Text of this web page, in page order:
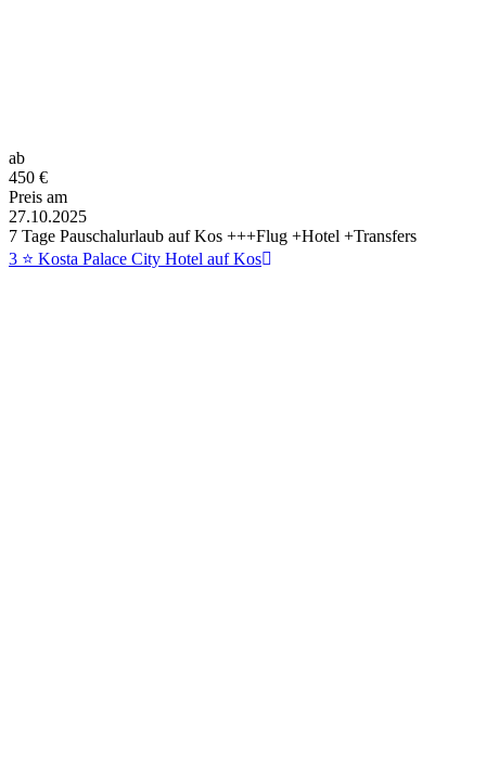
ab
450 €
Preis am
27.10.2025
7 Tage Pauschalurlaub auf Kos +++Flug +Hotel +Transfers
3 ⭐ Kosta Palace City Hotel auf Kos